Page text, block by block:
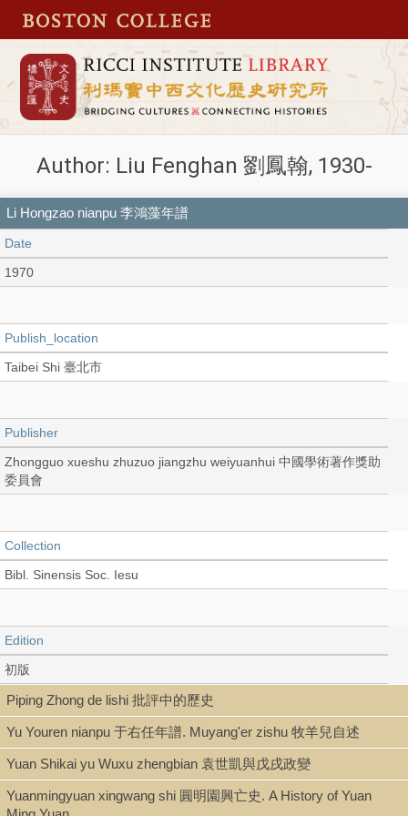
Author: Liu Fenghan 劉鳳翰, 1930-
Li Hongzao nianpu 李鴻藻年譜
Date
1970
Publish_location
Taibei Shi 臺北市
Publisher
Zhongguo xueshu zhuzuo jiangzhu weiyuanhui 中國學術著作獎助
委員會
Collection
Bibl. Sinensis Soc. Iesu
Edition
初版
Language
Chinese 中文[繁體]
Piping Zhong de lishi 批評中的歷史
Yu Youren nianpu 于右任年譜. Muyang'er zishu 牧羊兒自述
Yuan Shikai yu Wuxu zhengbian 袁世凱與戊戌政變
Yuanmingyuan xingwang shi 圓明園興亡史. A History of Yuan